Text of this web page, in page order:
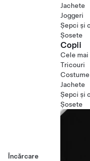
Încărcare
Jachete
Joggeri
Șepci și
Șosete
Copii
Cele
Tricouri
Jachete
Șepci și
Șosete